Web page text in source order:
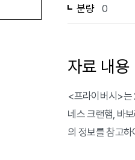
분량 0
자료 내용
<프라이버시>는
네스 크랜햄, 바
의 정보를 참고